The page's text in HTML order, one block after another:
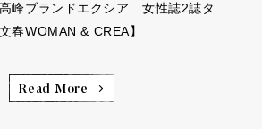
峰ブランドエクシア 女性誌2誌タ
春WOMAN & CREA】
Read More